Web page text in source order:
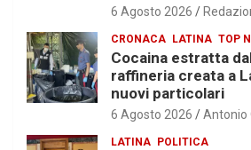
6 Agosto 2026
CRONACA LATINA TOP
Cocaina estratta
raffineria creata a
nuovi particolari
6 Agosto 2026 Antonio
LATINA POLITICA